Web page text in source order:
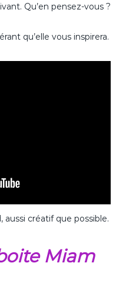
Qu’en pensez-vous ?
qu’elle vous inspirera.
créatif que possible.
Miam